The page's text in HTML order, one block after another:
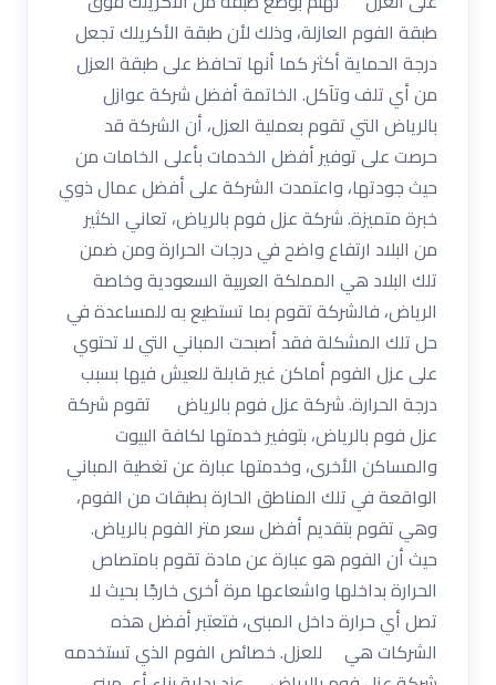
طبقة الفوم العازلة، وذلك لأن طبقة الأكريلك تجعل
درجة الحماية أكثر كما أنها تحافظ على طبقة العزل
من أي تلف وتآكل. الخاتمة أفضل شركة عوازل
بالرياض التي تقوم بعملية العزل، أن الشركة قد
حرصت على توفير أفضل الخدمات بأعلى الخامات من
حيث جودتها، واعتمدت الشركة على أفضل عمال ذوي
خبرة متميزة. شركة عزل فوم بالرياض، تعاني الكثير
من البلاد ارتفاع واضح في درجات الحرارة ومن ضمن
تلك البلاد هي المملكة العربية السعودية وخاصة
الرياض، فالشركة تقوم بما تستطيع به للمساعدة في
حل تلك المشكلة فقد أصبحت المباني التي لا تحتوي
على عزل الفوم أماكن غير قابلة للعيش فيها بسبب
درجة الحرارة. شركة عزل فوم بالرياض تقوم شركة
عزل فوم بالرياض، بتوفير خدمتها لكافة البيوت
والمساكن الأخرى، وخدمتها عبارة عن تغطية المباني
الواقعة في تلك المناطق الحارة بطبقات من الفوم،
وهي تقوم بتقديم أفضل سعر متر الفوم بالرياض.
حيث أن الفوم هو عبارة عن مادة تقوم بامتصاص
الحرارة بداخلها واشعاعها مرة أخرى خارجًا بحيث لا
تصل أي حرارة داخل المبنى، فتعتبر أفضل هذه
الشركات هي للعزل. خصائص الفوم الذي تستخدمه